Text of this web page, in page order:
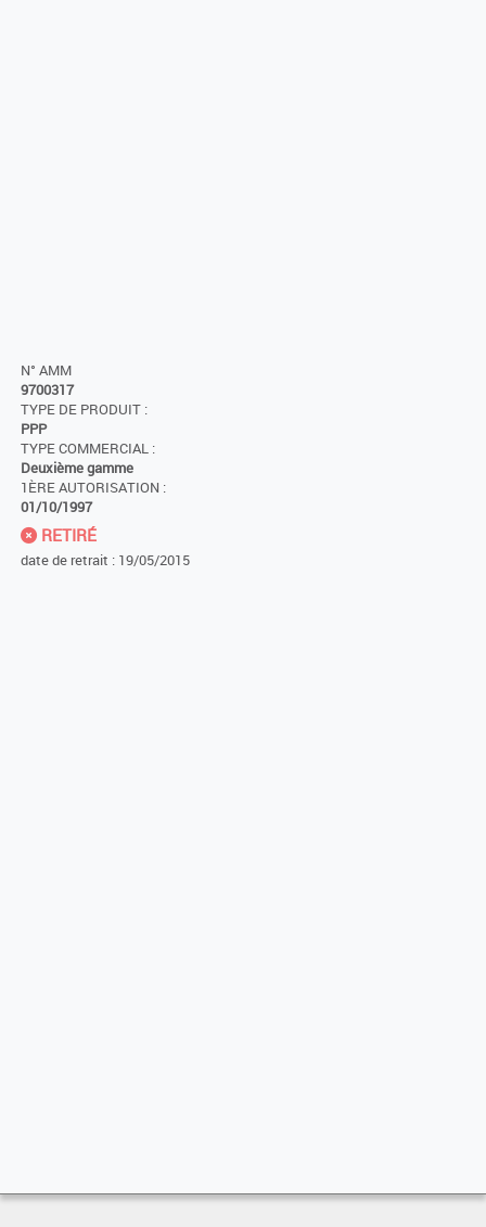
N° AMM
9700317
TYPE DE PRODUIT :
PPP
TYPE COMMERCIAL :
Deuxième gamme
1ÈRE AUTORISATION :
01/10/1997
RETIRÉ
date de retrait : 19/05/2015